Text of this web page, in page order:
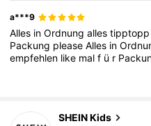
a***9
Alles inOrdnungallestipptopp
Packung pleaseAlles in
empfehlen like malf ü r
SHEIN Kids
k***1gevolgd